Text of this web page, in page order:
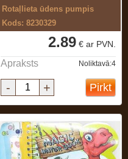
Rotaļlieta ūdens pumpis
Kods: 8230329
2.89 € ar PVN.
Apraksts Noliktavā:4
- + Pirkt